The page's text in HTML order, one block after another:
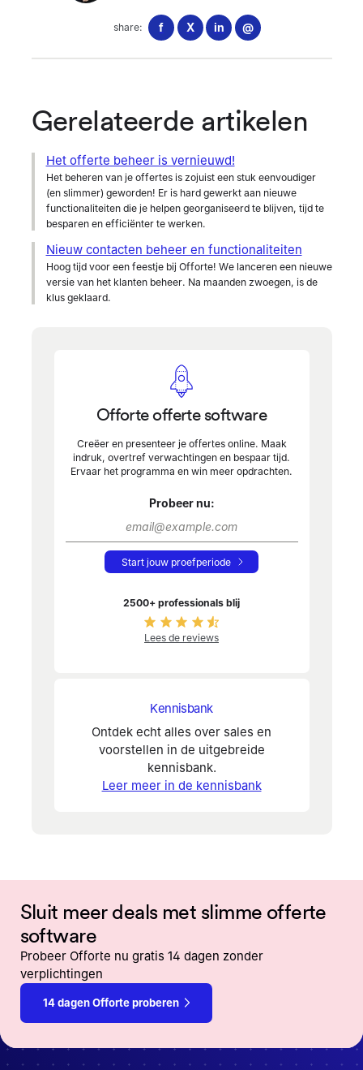
share: f X in @
Gerelateerde artikelen
Het offerte beheer is vernieuwd!
Het beheren van je offertes is zojuist een stuk eenvoudiger
(en slimmer) geworden! Er is hard gewerkt aan nieuwe
functionaliteiten die je helpen georganiseerd te blijven, tijd te
besparen en efficiënter te werken.
Nieuw contacten beheer en functionaliteiten
Hoog tijd voor een feestje bij Offorte! We lanceren een nieuwe
versie van het klanten beheer. Na maanden zwoegen, is de
klus geklaard.
Offorte offerte software
Creëer en presenteer je offertes online. Maak
indruk, overtref verwachtingen en bespaar tijd.
Ervaar het programma en win meer opdrachten.
Probeer nu:
Start jouw proefperiode
2500+ professionals blij
Lees de reviews
Kennisbank
Ontdek echt alles over sales en
voorstellen in de uitgebreide
kennisbank.
Leer meer in de kennisbank
Sluit meer deals met slimme offerte
software
Probeer Offorte nu gratis 14 dagen zonder
verplichtingen
14 dagen Offorte proberen